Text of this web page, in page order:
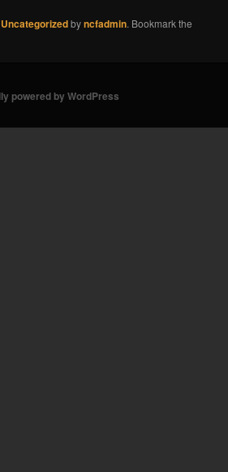
Uncategorizedbyncfadmin. Bookmark the
powered by WordPress